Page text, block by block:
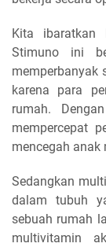
Kita ibaratkan
Stimuno ini
memperbanyak
karena para
rumah.
mempercepat
mencegah anak
Sedangkan
dalam tubuh
sebuah rumah
multivitamin